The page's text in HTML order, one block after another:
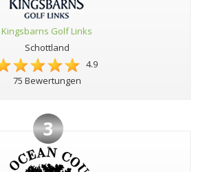
Kingsbarns Golf Links
Schottland
4.9
75 Bewertungen
3